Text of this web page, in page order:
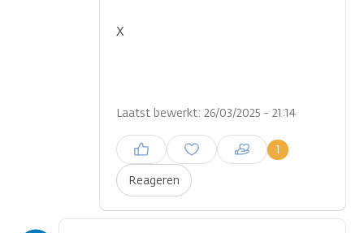
X
Laatst bewerkt: 26/03/2025 - 21:14
Reageren
1
Inloggen om een reactie te
plaatsen